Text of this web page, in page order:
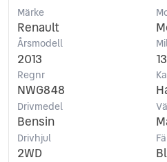
Märke
Renault
Årsmodell
2013
Regnr
NWG848
Drivmedel
Bensin
Drivhjul
2WD